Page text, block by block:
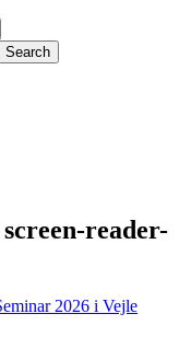
Search
reader-
2026 i Vejle